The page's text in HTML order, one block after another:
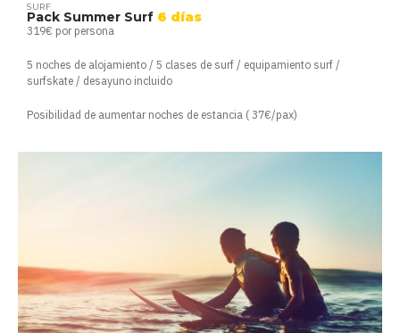
SURF
Pack Summer Surf 6 días
319€ por persona
5 noches de alojamiento / 5 clases de surf / equipamiento surf /
surfskate / desayuno incluido
Posibilidad de aumentar noches de estancia ( 37€/pax)